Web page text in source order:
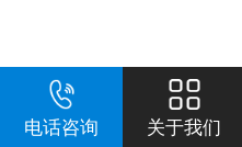
电话咨询 关于我们